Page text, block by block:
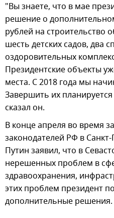
"Вы знаете, что в мае
решение о
рублей на строительство
шесть детских садов, два
оздоровительных
Президентские объекты
места. С 2018 года мы
Завершить их
сказал он.
В конце апреля во время
законодателей РФ в
Путин заявил, что в
нерешенных проблем в
здравоохранения,
этих проблем президент
дополнительные решения.